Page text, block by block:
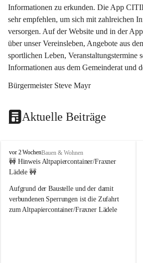
Informationen zu erkunden. Die App
sehr empfehlen, um sich mit zahlreichen
versorgen. Auf der Website und in der
über unser Vereinsleben, Angebote aus
sportlichen Leben, Veranstaltungstermine
Informationen aus dem Gemeinderat und
Bürgermeister Steve Mayr
Aktuelle Beiträge
F
r
a
e
r
n
vor 2 WochenBauen & Wohnen
🚧 Hinweis Altpapiercontainer/Fraxner
Lädele 🚧
Aufgrund der Baustelle und der damit
verbundenen Sperrungen ist die Zufahrt
zum Altpapiercontainer/Fraxner Lädele